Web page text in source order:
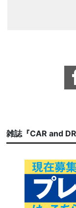
雑誌『CAR and